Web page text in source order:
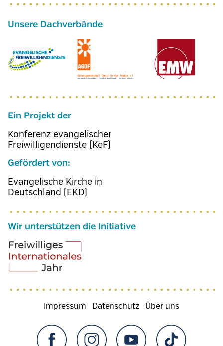
Ein Projekt der
Konferenz evangelischer
Freiwilligendienste (KeF)
Gefördert von:
Evangelische Kirche in
Deutschland (EKD)
Wir unterstützen die Initiative
Fußzeilenmenü
Impressum Datenschutz Über uns